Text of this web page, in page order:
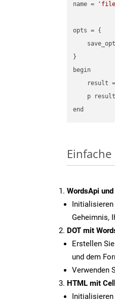
name =
opts = {
}
begin
result
    p result
WordsApi
Initialisieren
Geheimnis,
DOT mit
Erstellen
und dem
Verwenden
HTML mit
Initialisieren